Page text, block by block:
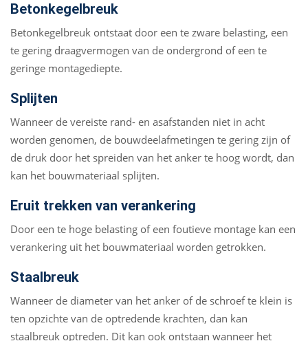
Betonkegelbreuk
Betonkegelbreuk ontstaat door een te zware belasting, een
te gering draagvermogen van de ondergrond of een te
geringe montagediepte.
Splijten
Wanneer de vereiste rand- en asafstanden niet in acht
worden genomen, de bouwdeelafmetingen te gering zijn of
de druk door het spreiden van het anker te hoog wordt, dan
kan het bouwmateriaal splijten.
Eruit trekken van verankering
Door een te hoge belasting of een foutieve montage kan een
verankering uit het bouwmateriaal worden getrokken.
Staalbreuk
Wanneer de diameter van het anker of de schroef te klein is
ten opzichte van de optredende krachten, dan kan
staalbreuk optreden. Dit kan ook ontstaan wanneer het